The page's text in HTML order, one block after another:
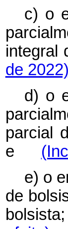
c) o
de 2022)
d) o
parcial
e
e) o
de